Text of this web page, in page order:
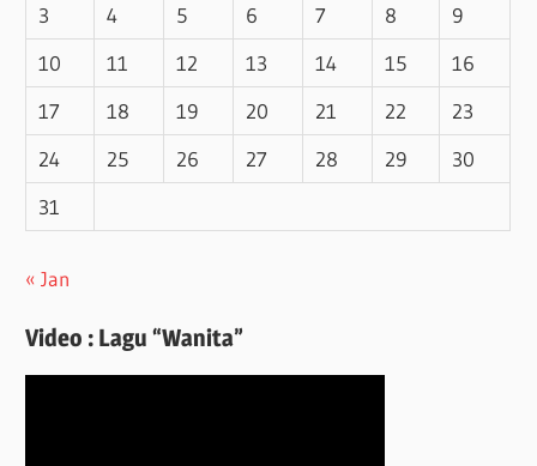
3
4 5 6 7 8
9
10
11 12 13 14 15
16
17
18 19 20 21 22
23
24
25 26 27 28 29
30
31
« Jan
Video : Lagu “Wanita”